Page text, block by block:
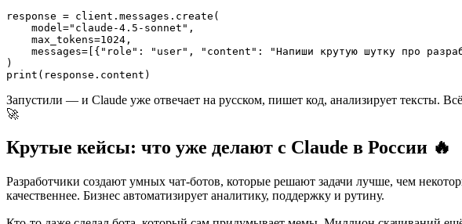
response = client.messages.create(
    model="claude-4.5-sonnet",
    max_tokens=1024,
messages=[{"role": "user", "content": "Напиши крутую шутку про
)
Запустили — и Claude уже отвечает на русском, пишет код, анализирует тексты.
🚀
Крутые кейсы: что уже делают с Claude в России 🔥
Разработчики создают умных чат-ботов, которые решают задачи лучше, чем
качественнее. Бизнес автоматизирует аналитику, поддержку и рутину.